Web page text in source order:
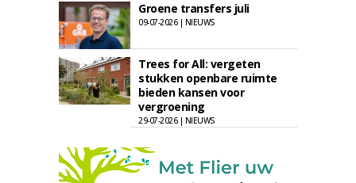
Groene transfers juli
09-07-2026 | NIEUWS
Trees for All: vergeten
stukken openbare ruimte
bieden kansen voor
vergroening
29-07-2026 | NIEUWS